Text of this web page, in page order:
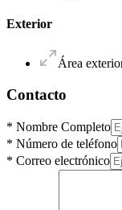
Exterior
Área
Contacto
* Nombre Completo
* Número de teléfono
* Correo electrónico